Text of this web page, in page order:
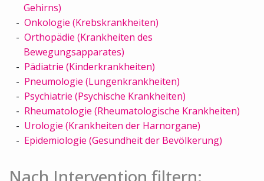
Gehirns)
Onkologie (Krebskrankheiten)
Orthopädie (Krankheiten des
Bewegungsapparates)
Pädiatrie (Kinderkrankheiten)
Pneumologie (Lungenkrankheiten)
Psychiatrie (Psychische Krankheiten)
Rheumatologie (Rheumatologische Krankheiten)
Urologie (Krankheiten der Harnorgane)
Epidemiologie (Gesundheit der Bevölkerung)
Nach Intervention filtern: